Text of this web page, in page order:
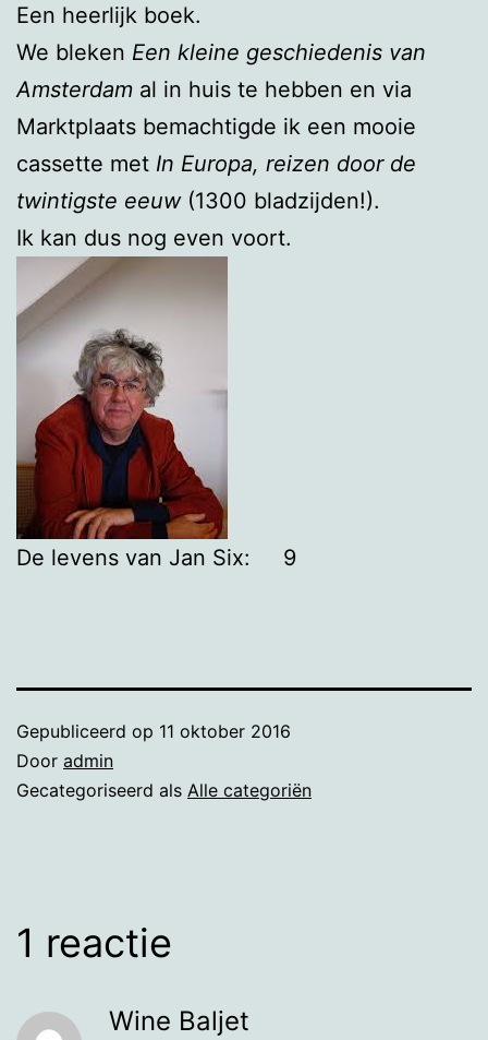
Een heerlijk boek.
We bleken Een kleine geschiedenis van
Amsterdam al in huis te hebben en via
Marktplaats bemachtigde ik een mooie
cassette met In Europa, reizen door de
twintigste eeuw(1300 bladzijden!).
Ik kan dus nog even voort.
De levens van Jan Six: 9
Gepubliceerd op 11 oktober 2016
Door admin
Gecategoriseerd als Alle categoriën
1 reactie
Wine Baljet